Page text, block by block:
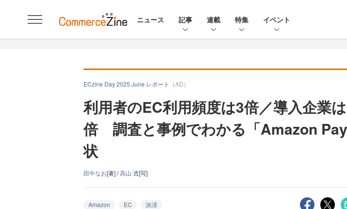
ニュース 記事 連載 特集 イベント
ECzine Day 2025 June レポート （AD）
利用者のEC利用頻度は3倍／導入企業
倍 調査と事例でわかる「Amazon
状
田中なお[著] /高山 透[写]
Amazon EC 決済